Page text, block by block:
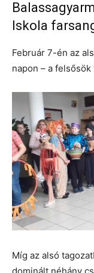
Iskola
Február 7-én az
napon – a
Míg az alsó